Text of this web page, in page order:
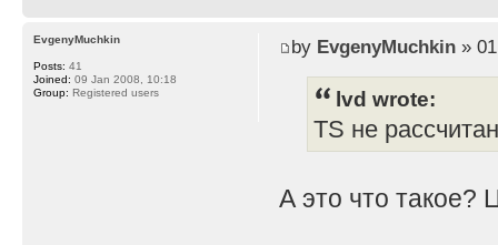
by EvgenyMuchkin» 01
lvd wrote:
TS не
А это что такое?
EvgenyMuchkin
Posts: 41
Joined: 09 Jan 2008, 10:18
Group: Registered users